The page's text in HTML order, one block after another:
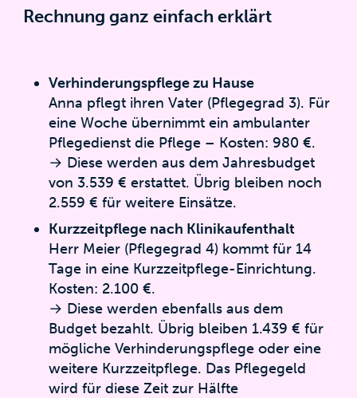
Rechnung ganz einfach erklärt
Verhinderungspflege zu Hause
Anna pflegt ihren Vater (Pflegegrad 3). Für
eine Woche übernimmt ein ambulanter
Pflegedienst die Pflege – Kosten: 980 €.
→ Diese werden aus dem Jahresbudget
von 3.539 € erstattet. Übrig bleiben noch
2.559 € für weitere Einsätze.
Kurzzeitpflege nach Klinikaufenthalt
Herr Meier (Pflegegrad 4) kommt für 14
Tage in eine Kurzzeitpflege-Einrichtung.
Kosten: 2.100 €.
→ Diese werden ebenfalls aus dem
Budget bezahlt. Übrig bleiben 1.439 € für
mögliche Verhinderungspflege oder eine
weitere Kurzzeitpflege. Das Pflegegeld
wird für diese Zeit zur Hälfte